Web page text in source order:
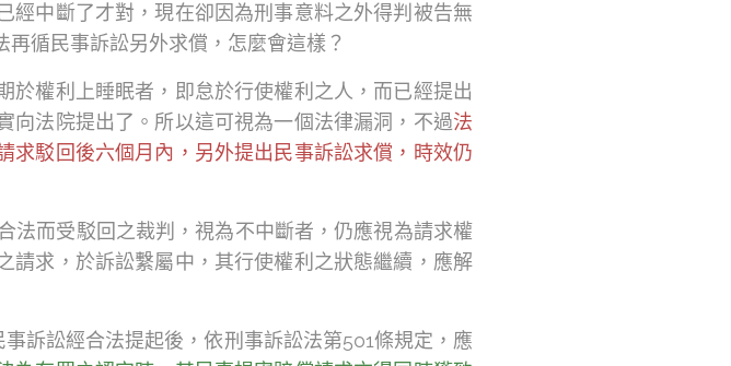
經中斷了才對，現在卻因為刑事意料之外得判被告無
循民事訴訟另外求償，怎麼會這樣？
權利上睡眠者，即怠於行使權利之人，而已經提出
向法院提出了。所以這可視為一個法律漏洞，不過法
求駁回後六個月內，另外提出民事訴訟求償，時效仍
法而受駁回之裁判，視為不中斷者，仍應視為請求權
請求，於訴訟繫屬中，其行使權利之狀態繼續，應解
訴訟經合法提起後，依刑事訴訟法第501條規定，應